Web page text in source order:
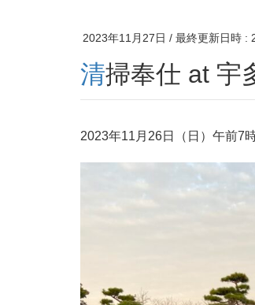
2023年11月27日 / 最終更新日時 :
清掃奉仕 at
2023年11月26日（日）午前7